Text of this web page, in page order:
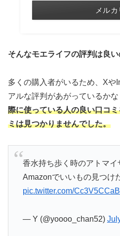
メルカ
そんなモエライフの評判は良い
多くの購入者がいるため、Xや
アルな評判があがっているかな
際に使っている人の良い口コ
ミは見つかりませんでした。
香水持ち歩く時のアトマイ
Amazonでいいもの見つけ
pic.twitter.com/
— Y (@yoooo_chan52)